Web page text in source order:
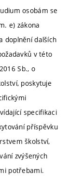
osobám se
e) zákona
doplnění dalších
v této
Sb., o
poskytuje
specifikaci
příspěvku
školství,
zvýšených
potřebami.